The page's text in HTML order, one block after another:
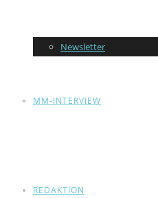
Newsletter
MM-INTERVIEW
REDAKTION